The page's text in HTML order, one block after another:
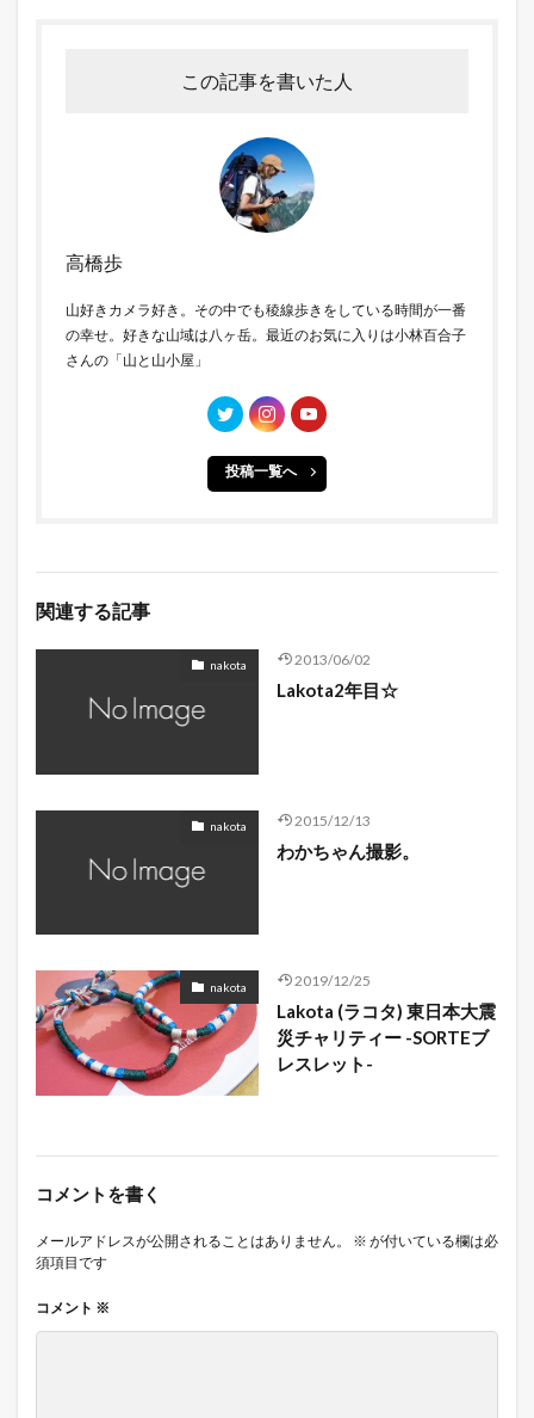
この記事を書いた人
高橋歩
山好きカメラ好き。その中でも稜線歩きをしている時間が一番
の幸せ。好きな山域は八ヶ岳。最近のお気に入りは小林百合子
さんの「山と山小屋」
投稿一覧へ
関連する記事
nakota 2013/06/02
Lakota2年目☆
nakota 2015/12/13
わかちゃん撮影。
nakota 2019/12/25
Lakota (ラコタ) 東日本大震
災チャリティー -SORTEブ
レスレット-
コメントを書く
メールアドレスが公開されることはありません。 ※ が付いている欄は必
須項目です
コメント ※